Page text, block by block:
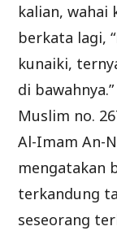
kalian, wahai
berkata lagi,
kunaiki,
di
Muslim no.
Al-Imam An-
mengatakan
terkandung
seseorang